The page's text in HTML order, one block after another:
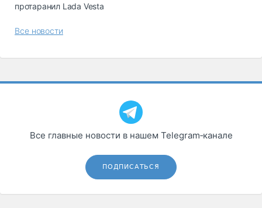
протаранил Lada Vesta
Все новости
Все главные новости в нашем Telegram‑канале
ПОДПИСАТЬСЯ